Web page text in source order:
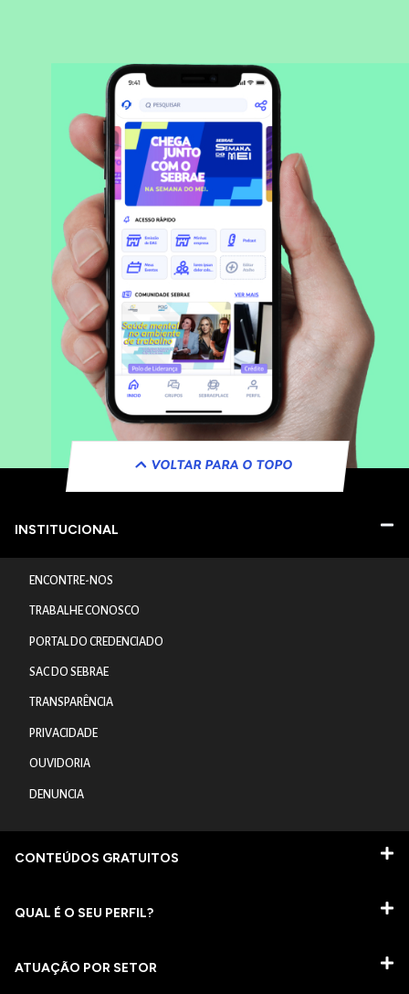
VOLTAR PARA O TOPO
INSTITUCIONAL
ENCONTRE-NOS
TRABALHE CONOSCO
PORTAL DO CREDENCIADO
SAC DO SEBRAE
TRANSPARÊNCIA
PRIVACIDADE
OUVIDORIA
DENUNCIA
CONTEÚDOS GRATUITOS
QUAL É O SEU PERFIL?
ATUAÇÃO POR SETOR